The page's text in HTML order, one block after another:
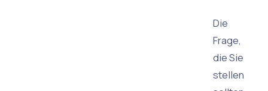
Die
Frage,
die Sie
stellen